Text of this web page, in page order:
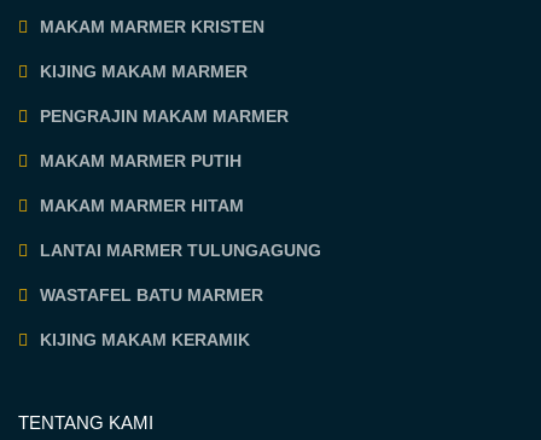
MAKAM MARMER KRISTEN
KIJING MAKAM MARMER
PENGRAJIN MAKAM MARMER
MAKAM MARMER PUTIH
MAKAM MARMER HITAM
LANTAI MARMER TULUNGAGUNG
WASTAFEL BATU MARMER
KIJING MAKAM KERAMIK
TENTANG KAMI